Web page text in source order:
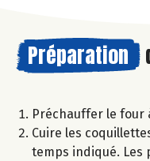
Préparation
Préchauffer le four
Cuire les
temps indiqué. Les